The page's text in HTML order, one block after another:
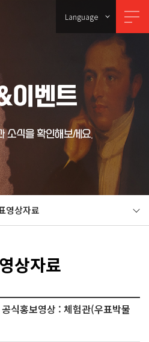
Language
이벤트
소식을 확인해보세요.
영상자료
상자료
식홍보영상 : 체험관(우표박물